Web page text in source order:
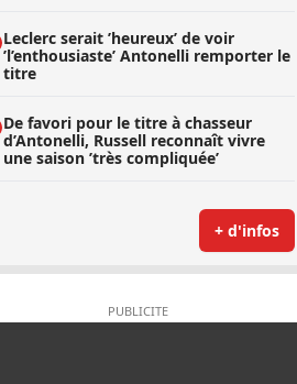
Leclerc serait ’heureux’ de voir
’l’enthousiaste’ Antonelli remporter le
titre
De favori pour le titre à chasseur
d’Antonelli, Russell reconnaît vivre
une saison ’très compliquée’
+ d'infos